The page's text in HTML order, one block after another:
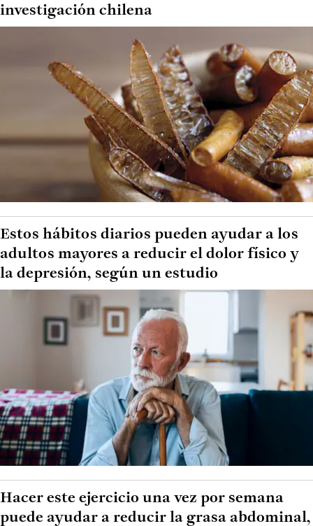
investigación chilena
Estos hábitos diarios pueden ayudar a los
adultos mayores a reducir el dolor físico y
la depresión, según un estudio
Hacer este ejercicio una vez por semana
puede ayudar a reducir la grasa abdominal,